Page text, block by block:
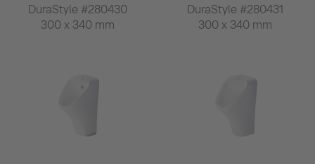
DuraStyle #280430
300 x 340 mm
DuraStyle #280431
300 x 340 mm